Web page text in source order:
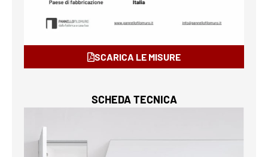
SCARICA LE MISURE
SCHEDA TECNICA